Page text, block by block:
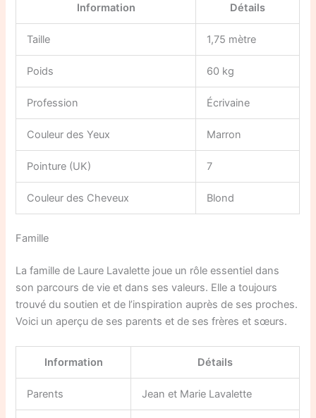
Information Détails
Taille 1,75 mètre
Poids 60 kg
Profession Écrivaine
Couleur des Yeux Marron
Pointure (UK) 7
Couleur des Cheveux Blond
Famille
La famille de Laure Lavalette joue un rôle essentiel dans
son parcours de vie et dans ses valeurs. Elle a toujours
trouvé du soutien et de l’inspiration auprès de ses proches.
Voici un aperçu de ses parents et de ses frères et sœurs.
Information Détails
Parents Jean et Marie Lavalette